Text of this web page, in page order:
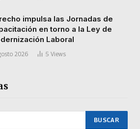
impulsa las Jornadas de
en torno a la Ley de
Laboral
2026 5 Views